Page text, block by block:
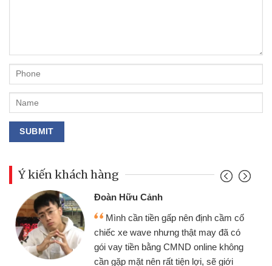
Ý kiến khách hàng
Đoàn Hữu Cảnh
Mình cần tiền gấp nên định cầm cố
chiếc xe wave nhưng thật may đã có
gói vay tiền bằng CMND online không
cần gặp mặt nên rất tiện lợi, sẽ giới